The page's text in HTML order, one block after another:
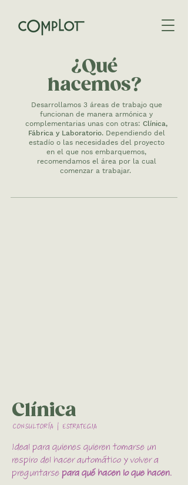
¿Qué
hacemos?
Desarrollamos 3 áreas de trabajo que
funcionan de manera armónica y
complementarias unas con otras: Clínica,
Fábrica y Laboratorio. Dependiendo del
estadío o las necesidades del proyecto
en el que nos embarquemos,
recomendamos el área por la cual
comenzar a trabajar.
Clínica
CONSULTORÍA | ESTRATEGIA
Ideal para quienes quieren tomarse un
respiro del hacer automático y volver a
preguntarsepara qué hacen lo que hacen.